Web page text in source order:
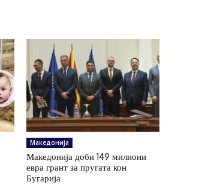
Македонија
Македонија доби 149 милиони
евра грант за пругата кон
Бугарија